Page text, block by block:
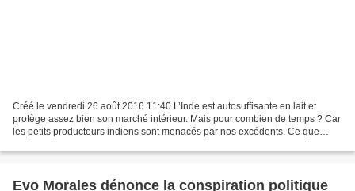
Créé le vendredi 26 août 2016 11:40 L’Inde est autosuffisante en lait et
protège assez bien son marché intérieur. Mais pour combien de temps ? Car
les petits producteurs indiens sont menacés par nos excédents. Ce que
Evo Morales dénonce la conspiration politique